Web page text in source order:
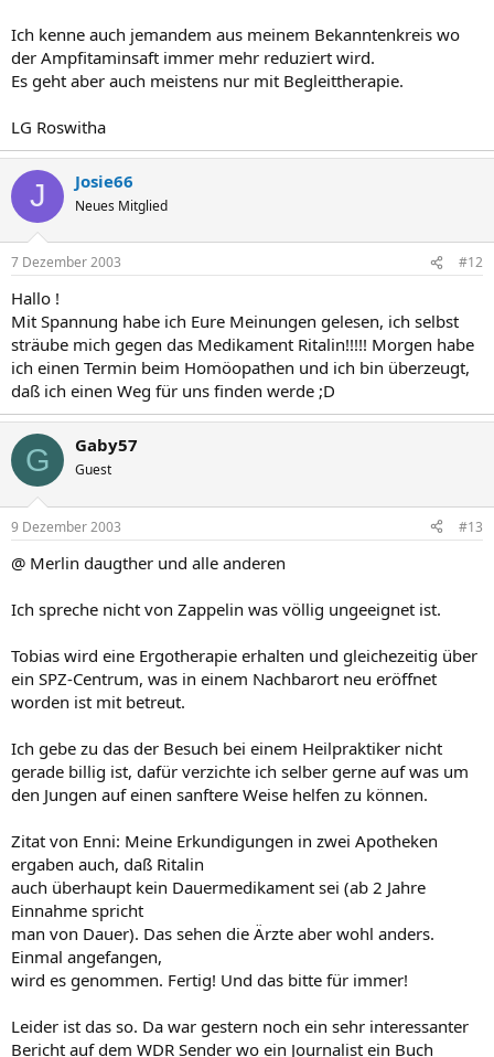
Ich kenne auch jemandem aus meinem Bekanntenkreis wo
der Ampfitaminsaft immer mehr reduziert wird.
Es geht aber auch meistens nur mit Begleittherapie.
LG Roswitha
J Josie66
Neues Mitglied
7 Dezember 2003 #12
Hallo !
Mit Spannung habe ich Eure Meinungen gelesen, ich selbst
sträube mich gegen das Medikament Ritalin!!!!! Morgen habe
ich einen Termin beim Homöopathen und ich bin überzeugt,
daß ich einen Weg für uns finden werde ;D
G Gaby57
Guest
9 Dezember 2003 #13
@ Merlin daugther und alle anderen
Ich spreche nicht von Zappelin was völlig ungeeignet ist.
Tobias wird eine Ergotherapie erhalten und gleichezeitig über
ein SPZ-Centrum, was in einem Nachbarort neu eröffnet
worden ist mit betreut.
Ich gebe zu das der Besuch bei einem Heilpraktiker nicht
gerade billig ist, dafür verzichte ich selber gerne auf was um
den Jungen auf einen sanftere Weise helfen zu können.
Zitat von Enni: Meine Erkundigungen in zwei Apotheken
ergaben auch, daß Ritalin
auch überhaupt kein Dauermedikament sei (ab 2 Jahre
Einnahme spricht
man von Dauer). Das sehen die Ärzte aber wohl anders.
Einmal angefangen,
wird es genommen. Fertig! Und das bitte für immer!
Leider ist das so. Da war gestern noch ein sehr interessanter
Bericht auf dem WDR Sender wo ein Journalist ein Buch